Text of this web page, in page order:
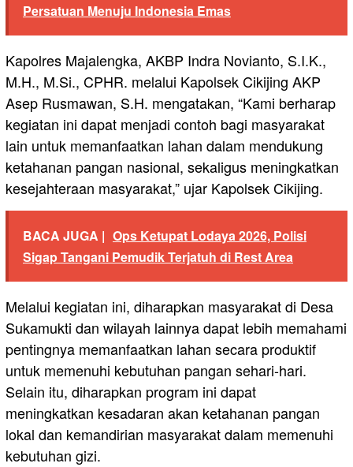
Persatuan Menuju Indonesia Emas
Kapolres Majalengka, AKBP Indra Novianto, S.I.K.,
M.H., M.Si., CPHR. melalui Kapolsek Cikijing AKP
Asep Rusmawan, S.H. mengatakan, “Kami berharap
kegiatan ini dapat menjadi contoh bagi masyarakat
lain untuk memanfaatkan lahan dalam mendukung
ketahanan pangan nasional, sekaligus meningkatkan
kesejahteraan masyarakat,” ujar Kapolsek Cikijing.
BACA JUGA | Ops Ketupat Lodaya 2026, Polisi
Sigap Tangani Pemudik Terjatuh di Rest Area
Melalui kegiatan ini, diharapkan masyarakat di Desa
Sukamukti dan wilayah lainnya dapat lebih memahami
pentingnya memanfaatkan lahan secara produktif
untuk memenuhi kebutuhan pangan sehari-hari.
Selain itu, diharapkan program ini dapat
meningkatkan kesadaran akan ketahanan pangan
lokal dan kemandirian masyarakat dalam memenuhi
kebutuhan gizi.